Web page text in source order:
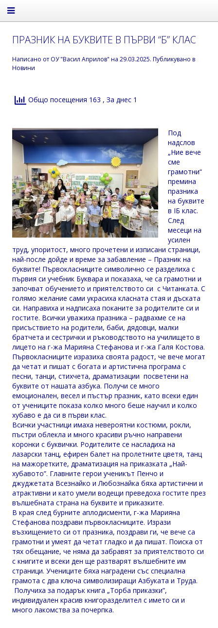
ПРАЗНИК НА БУКВИТЕ В ПЪРВИ “Б” КЛАС
Написано от ОУ "Васил Априлов" на 29.03.2025. Публикувано в
Новини
Общо посещения 163 , За днес 1
Под
надслов
„Ние вече
сме
грамотни“
премина
празника
на буквите
в IБ клас.
След
месеци на
усилен
труд, упоритост, много прочетени и изписани страници,
най-после дойде и време за забавление – Празник на
буквите! Първокласниците символично се разделиха с
първия си учебник Буквара и показаха, че са грамотни и
започват обучението и приятелството си с Читанката. С
голямо желание сами украсиха класната стая и дъската
си. Направиха и надписаха поканите за родителите си и
гостите. Всички уважиха празника – радвахме се на
присъствието на родители, баби, дядовци, малки
братчета и сестрички и ръководството на училището в
лицето на г-жа Марияна Стефанова и г-жа Галя Костова.
Първокласниците изразиха своята радост, че вече могат
да четат и пишат с богата и артистична програма с
песни, танци, стихчета, драматизации посветени на
буквите от нашата азбука. Получи се много
емоционален, весел и пъстър празник, като всеки един
от учениците показа колко много беше научил и колко
хубаво е да си в първи клас.
Всички участници имаха невероятни костюми, рокли,
пъстри облекла и много красиви ръчно направени
коронки с буквички. Родителите се насладиха на
лазарски танц, ефирен балет на пролетните цветя, танц
на мажоретките, драматизация на приказката „Най-
хубавото”. Главните герои ученикът Пенчо и
джуджетата Всезнайко и Любознайка бяха артистични и
атрактивни и като умели водещи преведоха гостите през
вълшебната страна на буквите и приказките.
В края след бурните аплодисменти, г-жа Марияна
Стефанова поздрави първокласниците. Изрази
възхищението си от празника, поздрави ги, че вече са
грамотни и умеят да четат гладко и да пишат. Поиска от
тях обещание, че няма да забравят за приятелството си
с книгите и всеки ден ще разтварят вълшебните им
страници. Учениците бяха наградени със специална
грамота с два ключа символизиращи Азбуката и Труда.
Получиха за подарък книга „Торба приказки”,
индивидуален красив книгоразделител с името си и
много лакомства за почерпка.